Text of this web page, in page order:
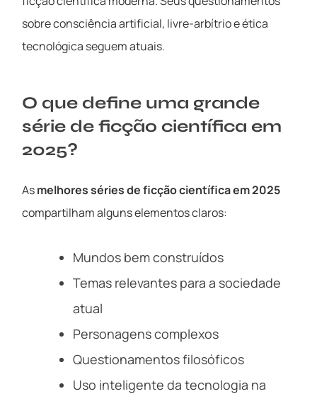
sobre consciência artificial, livre-arbítrio e ética
tecnológica seguem atuais.
O que define uma grande
série de ficção científica em
2025?
Asmelhores séries de ficção científica em 2025
compartilham alguns elementos claros:
Mundos bem construídos
Temas relevantes para a sociedade
atual
Personagens complexos
Questionamentos filosóficos
Uso inteligente da tecnologia na